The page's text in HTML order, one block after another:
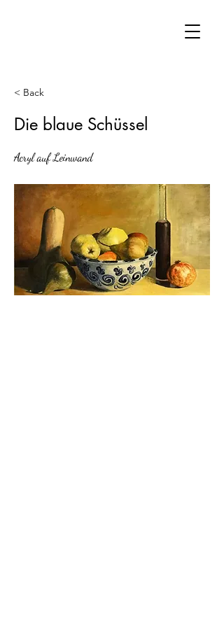
< Back
Die blaue Schüssel
Acryl auf Leinwand